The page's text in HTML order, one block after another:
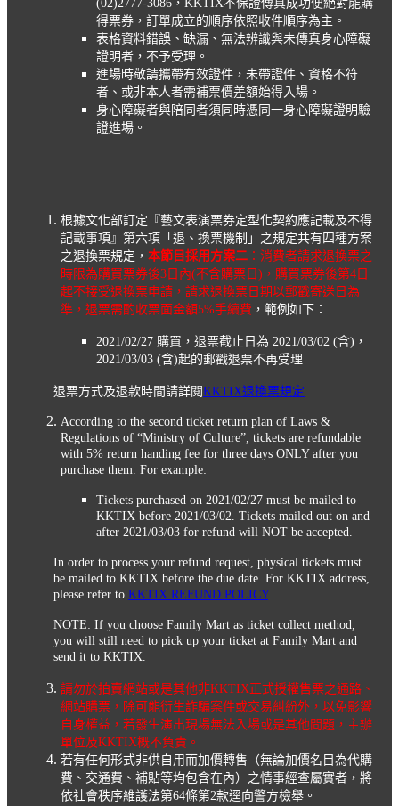
(02)2777-3086，KKTIX不保證傳真成功便絕對能購
得票券，訂單成立的順序依照收件順序為主。
表格資料錯誤、缺漏、無法辨識與未傳真身心障礙
證明者，不予受理。
進場時敬請攜帶有效證件，未帶證件、資格不符
者、或非本人者需補票價差額始得入場。
身心障礙者與陪同者須同時憑同一身心障礙證明驗
證進場。
根據文化部訂定『藝文表演票券定型化契約應記載及不得
記載事項』第六項「退、換票機制」之規定共有四種方案
之退換票規定， 本節目採用方案二 ：消費者請求退換票之
時限為購買票券後3日內(不含購票日)，購買票券後第4日
起不接受退換票申請，請求退換票日期以郵戳寄送日為
準，退票需酌收票面金額5%手續費 ，範例如下：
2021/02/27 購買，退票截止日為 2021/03/02 (含)，
2021/03/03 (含)起的郵戳退票不再受理
退票方式及退款時間請詳閱KKTIX退換票規定
According to the second ticket return plan of Laws &
Regulations of “Ministry of Culture”, tickets are refundable
with 5% return handing fee for three days ONLY after you
purchase them. For example:
Tickets purchased on 2021/02/27 must be mailed to
KKTIX before 2021/03/02. Tickets mailed out on and
after 2021/03/03 for refund will NOT be accepted.
In order to process your refund request, physical tickets must
be mailed to KKTIX before the due date. For KKTIX address,
please refer to KKTIX REFUND POLICY.
NOTE: If you choose Family Mart as ticket collect method,
you will still need to pick up your ticket at Family Mart and
send it to KKTIX.
請勿於拍賣網站或是其他非KKTIX正式授權售票之通路、
網站購票，除可能衍生詐騙案件或交易糾紛外，以免影響
自身權益，若發生演出現場無法入場或是其他問題，主辦
單位及KKTIX概不負責。
若有任何形式非供自用而加價轉售（無論加價名目為代購
費、交通費、補貼等均包含在內）之情事經查屬實者，將
依社會秩序維護法第64條第2款逕向警方檢舉。